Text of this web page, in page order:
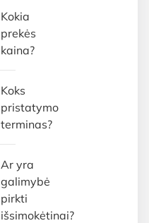
Kokia
prekės
kaina?
Koks
pristatymo
terminas?
Ar yra
galimybė
pirkti
išsimokėtinai?